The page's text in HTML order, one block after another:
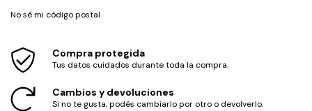
No sé mi código postal
Compra protegida
Tus datos cuidados durante toda la compra.
Cambios y devoluciones
Si no te gusta, podés cambiarlo por otro o devolverlo.